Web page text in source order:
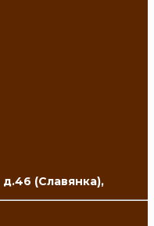
д.46 (Славянка),